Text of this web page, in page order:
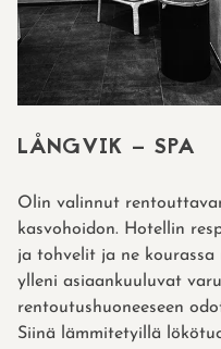
LÅNGVIK – SPA
Olin valinnut
kasvohoidon. Hotellin
ja tohvelit ja ne kourassa
ylleni asiaankuuluvat
rentoutushuoneeseen
Siinä lämmitetyillä